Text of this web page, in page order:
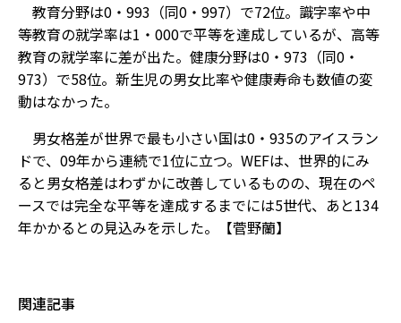
教育分野は0・993（同0・997）で72位。識字率や中
等教育の就学率は1・000で平等を達成しているが、高等
教育の就学率に差が出た。健康分野は0・973（同0・
973）で58位。新生児の男女比率や健康寿命も数値の変
動はなかった。
男女格差が世界で最も小さい国は0・935のアイスラン
ドで、09年から連続で1位に立つ。WEFは、世界的にみ
ると男女格差はわずかに改善しているものの、現在のペ
ースでは完全な平等を達成するまでには5世代、あと134
年かかるとの見込みを示した。【菅野蘭】
関連記事